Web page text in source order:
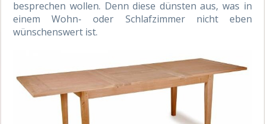
besprechen wollen. Denn diese dünsten aus, was in
einem Wohn- oder Schlafzimmer nicht eben
wünschenswert ist.